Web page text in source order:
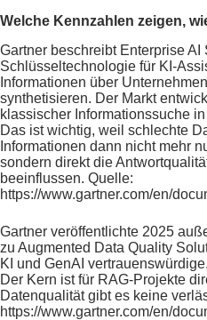
Welche Kennzahlen zeigen,
Gartner beschreibt Enterprise AI
Schlüsseltechnologie für KI-
Informationen über
synthetisieren. Der Markt
klassischer Informationssuche
Das ist wichtig, weil schlechte
Informationen dann nicht mehr
sondern direkt die
beeinflussen. Quelle:
https://www.gartner.com/en/
Gartner veröffentlichte 2025
zu Augmented Data Quality
KI und GenAI
Der Kern ist für RAG-Projekte
Datenqualität gibt es keine
https://www.gartner.com/en/